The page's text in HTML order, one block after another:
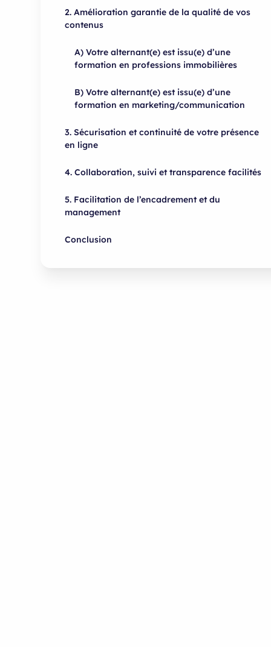
2. Amélioration garantie de la qualité de vos
contenus
A) Votre alternant(e) est issu(e) d’une
formation en professions immobilières
B) Votre alternant(e) est issu(e) d’une
formation en marketing/communication
3. Sécurisation et continuité de votre présence
en ligne
4. Collaboration, suivi et transparence facilités
5. Facilitation de l’encadrement et du
management
Conclusion